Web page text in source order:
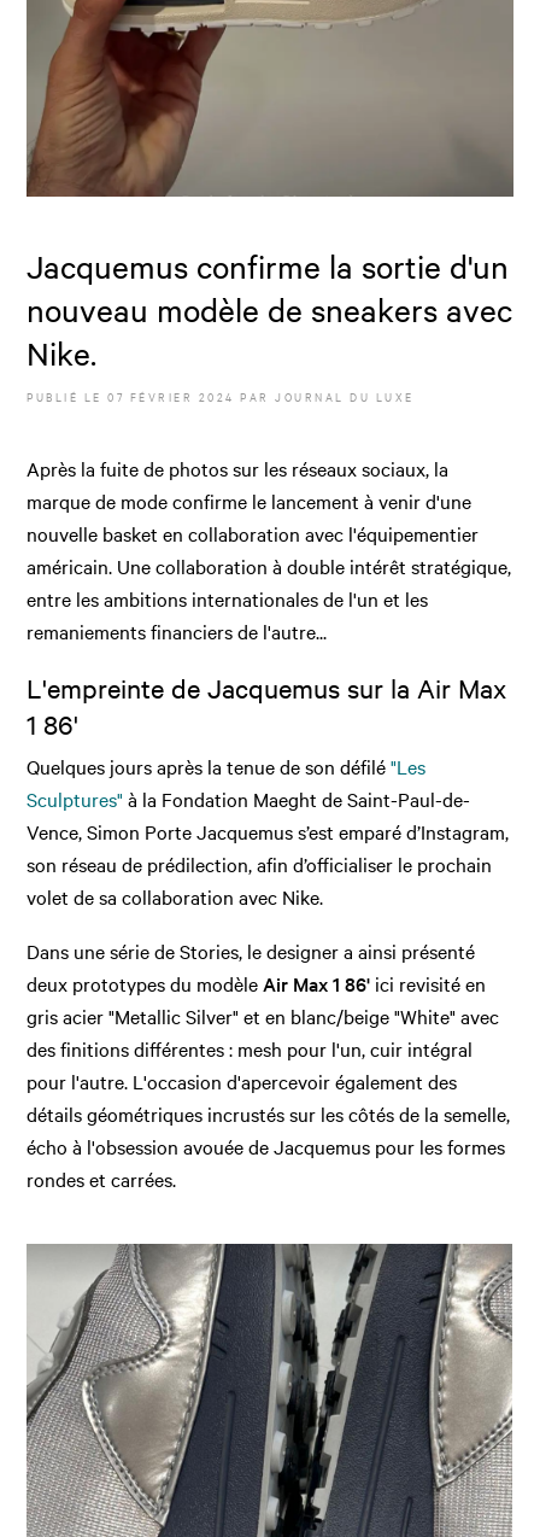
Jacquemus confirme la sortie d'un
nouveau modèle de sneakers avec
Nike.
PUBLIÉ LE07 FÉVRIER 2024 PAR JOURNAL DU LUXE
Après la fuite de photos sur les réseaux sociaux, la
marque de mode confirme le lancement à venir d'une
nouvelle basket en collaboration avec l'équipementier
américain. Une collaboration à double intérêt stratégique,
entre les ambitions internationales de l'un et les
remaniements financiers de l'autre...
L'empreinte de Jacquemus sur la Air Max
1 86'
Quelques jours après la tenue de son défilé"Les
Sculptures" à la Fondation Maeght de Saint-Paul-de-
Vence, Simon Porte Jacquemus s’est emparé d’Instagram,
son réseau de prédilection, afin d’officialiser le prochain
volet de sa collaboration avec Nike.
Dans une série de Stories, le designer a ainsi présenté
deux prototypes du modèle Air Max 1 86' ici revisité en
gris acier "Metallic Silver" et en blanc/beige "White" avec
des finitions différentes : mesh pour l'un, cuir intégral
pour l'autre. L'occasion d'apercevoir également des
détails géométriques incrustés sur les côtés de la semelle,
écho à l'obsession avouée de Jacquemus pour les formes
rondes et carrées.